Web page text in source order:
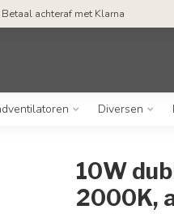
achteraf met Klarna
Diversen
10W
2000K,